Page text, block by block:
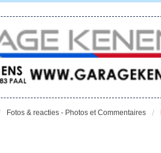
Fotos & reacties - Photos et Commentaires